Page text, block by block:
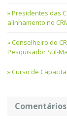
Presidentes das
alinhamento no
Conselheiro do
Pesquisador Sul-
Curso de
Comentários